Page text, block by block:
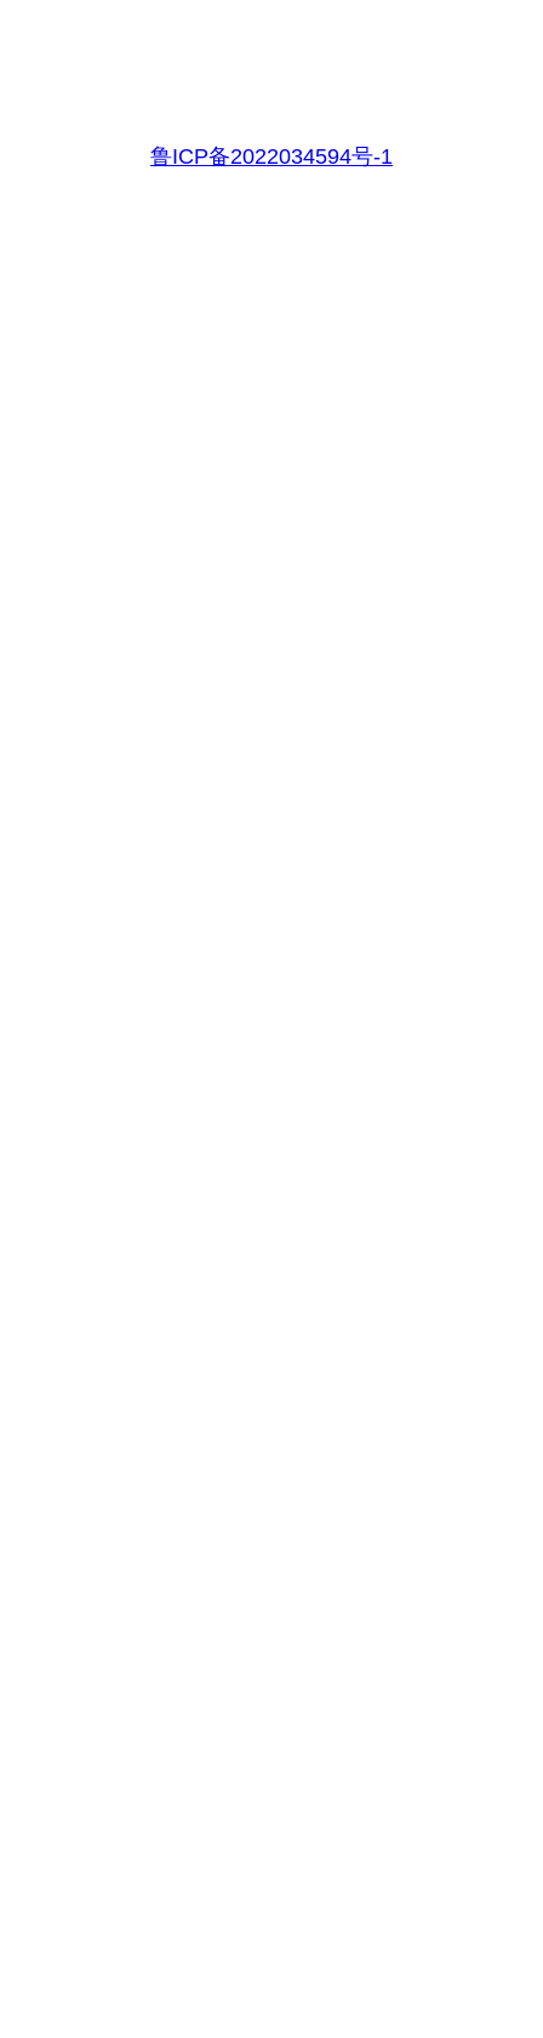
鲁ICP备2022034594号-1